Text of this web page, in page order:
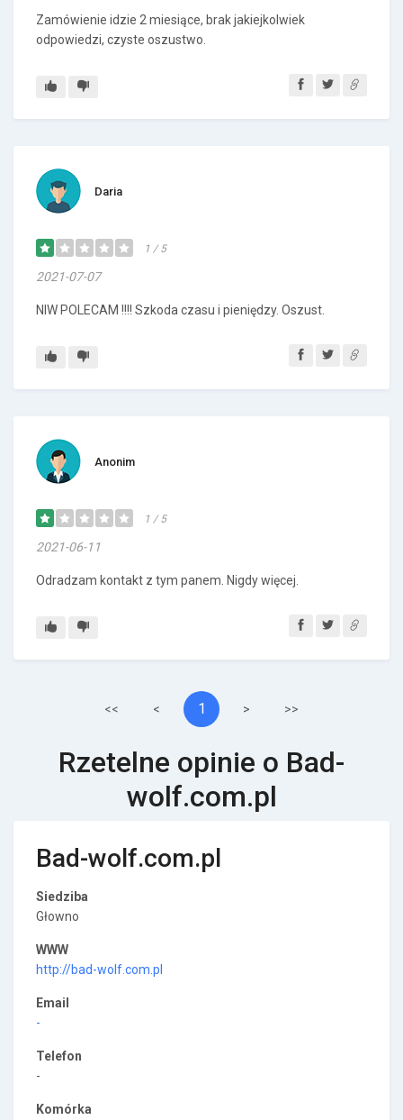
Zamówienie idzie 2 miesiące, brak jakiejkolwiek
odpowiedzi, czyste oszustwo.
Daria
1 / 5
2021-07-07
NIW POLECAM !!!! Szkoda czasu i pieniędzy. Oszust.
Anonim
1 / 5
2021-06-11
Odradzam kontakt z tym panem. Nigdy więcej.
<< < 1 > >>
Rzetelne opinie o Bad-
wolf.com.pl
Bad-wolf.com.pl
Siedziba
Głowno
WWW
http://bad-wolf.com.pl
Email
-
Telefon
-
Komórka